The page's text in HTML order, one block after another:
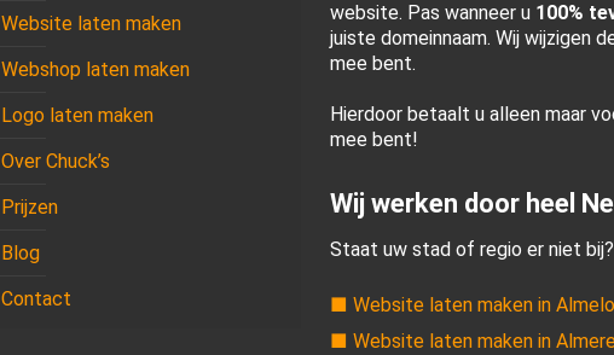
Website laten maken
Webshop laten maken
Logo laten maken
Over Chuck’s
Prijzen
Blog
Contact
website. Pas wanneer u 100%
juiste domeinnaam. Wij wijzigen
mee bent.
Hierdoor betaalt u alleen maar
mee bent!
Wij werken door heel
Staat uw stad of regio er niet bij?
■ Website laten maken in Almelo
■ Website laten maken in Almere